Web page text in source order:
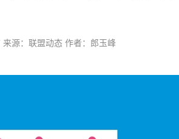
来源：联盟动态 作者：郎玉峰